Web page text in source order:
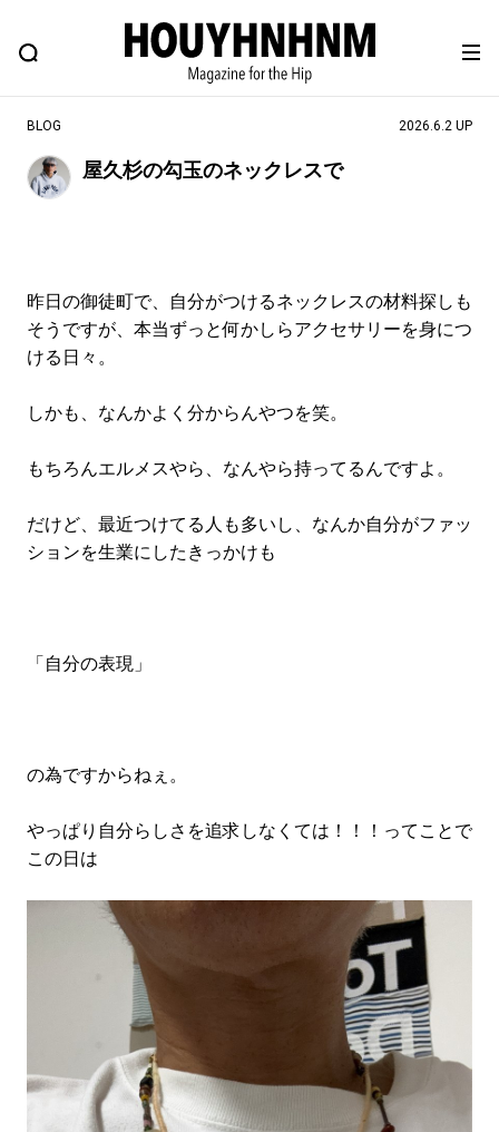
BLOG SNAP
ヒップなファッション、カルチャー、ライフスタイルWEBマガジン
#NEW VINTAGE #マイナーグッド図鑑
#路地裏てぃーん。
#Commune H #FOCUS IT #AH.H
#ととけん #FASHION #MUSIC #MOVIE
#SPORTS #HANDSOME HANDBOOK
BLOG 2026.6.2 UP
屋久杉の勾玉のネックレスで
昨日の御徒町で、自分がつけるネックレスの材料探しも
そうですが、本当ずっと何かしらアクセサリーを身につ
ける日々。
しかも、なんかよく分からんやつを笑。
もちろんエルメスやら、なんやら持ってるんですよ。
だけど、最近つけてる人も多いし、なんか自分がファッ
ションを生業にしたきっかけも
「自分の表現」
の為ですからねぇ。
やっぱり自分らしさを追求しなくては！！！ってことで
この日は